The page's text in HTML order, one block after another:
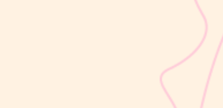
utama untuk menilai apakah tumbuh kembang si Kecil berjalan
optimal. Berbeda dengan berat badan yang bisa naik-turun dalam